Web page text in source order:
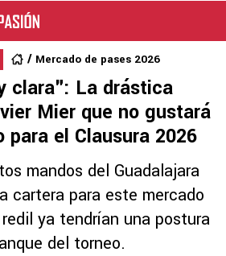
Mercado de pases 2026
clara": La drástica
Mier que no gustará
para el Clausura 2026
mandos del Guadalajara
cartera para este mercado
ya tendrían una postura
del torneo.